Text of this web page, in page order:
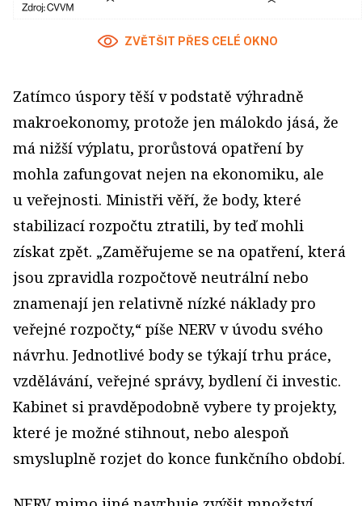
ZVĚTŠIT PŘES CELÉ OKNO
Zatímco úspory těší v podstatě výhradně
makroekonomy, protože jen málokdo jásá, že
má nižší výplatu, prorůstová opatření by
mohla zafungovat nejen na ekonomiku, ale
u veřejnosti. Ministři věří, že body, které
stabilizací rozpočtu ztratili, by teď mohli
získat zpět. „Zaměřujeme se na opatření, která
jsou zpravidla rozpočtově neutrální nebo
znamenají jen relativně nízké náklady pro
veřejné rozpočty,“ píše NERV v úvodu svého
návrhu. Jednotlivé body se týkají trhu práce,
vzdělávání, veřejné správy, bydlení či investic.
Kabinet si pravděpodobně vybere ty projekty,
které je možné stihnout, nebo alespoň
smysluplně rozjet do konce funkčního období.